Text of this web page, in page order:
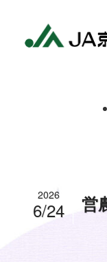
営
2026
6/24